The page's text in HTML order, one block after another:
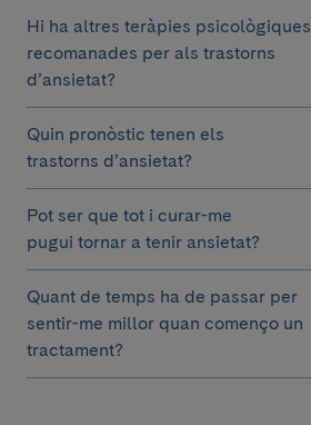
Hi ha altres teràpies psicològiques
recomanades per als trastorns
d’ansietat?
Quin pronòstic tenen els
trastorns d’ansietat?
Pot ser que tot i curar-me
pugui tornar a tenir ansietat?
Quant de temps ha de passar per
sentir-me millor quan començo un
tractament?